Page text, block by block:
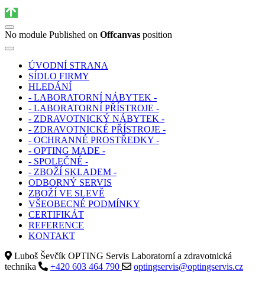
No module Published on Offcanvas position
ÚVODNÍ STRANA
SÍDLO FIRMY
HLEDÁNÍ
- LABORATORNÍ NÁBYTEK -
- LABORATORNÍ PŘÍSTROJE -
- ZDRAVOTNICKÝ NÁBYTEK -
- ZDRAVOTNICKÉ PŘÍSTROJE -
- OCHRANNÉ PROSTŘEDKY -
- OPTING MADE -
- SPOLEČNÉ -
- ZBOŽÍ SKLADEM -
ODBORNÝ SERVIS
ZBOŽÍ VE SLEVĚ
VŠEOBECNÉ PODMÍNKY
CERTIFIKÁT
REFERENCE
KONTAKT
Luboš Ševčík OPTING Servis Laboratorní a zdravotnická
technika
+420 603 464 790
optingservis@optingservis.cz